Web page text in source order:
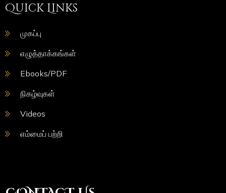
Quick Links
முகப்பு
எழுத்தாக்கங்கள்
Ebooks/PDF
நிகழ்வுகள்
Videos
எம்மைப் பற்றி